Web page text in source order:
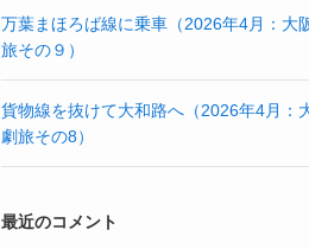
万葉まほろば線に乗車（2026年4月：大
旅その９）
貨物線を抜けて大和路へ（2026年4月：
劇旅その8）
最近のコメント